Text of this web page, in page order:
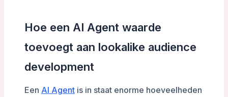
Hoe een AI Agent waarde
toevoegt aan lookalike audience
development
Een AI Agentis in staat enorme hoeveelheden